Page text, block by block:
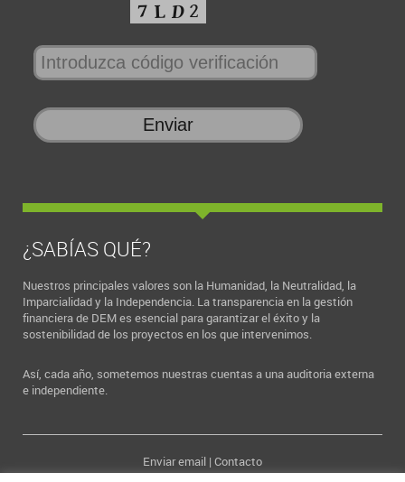
¿SABÍAS QUÉ?
Nuestros principales valores son la Humanidad, la Neutralidad, la
Imparcialidad y la Independencia. La transparencia en la gestión
financiera de DEM es esencial para garantizar el éxito y la
sostenibilidad de los proyectos en los que intervenimos.
Así, cada año, sometemos nuestras cuentas a una auditoria externa
e independiente.
Enviar email | Contacto